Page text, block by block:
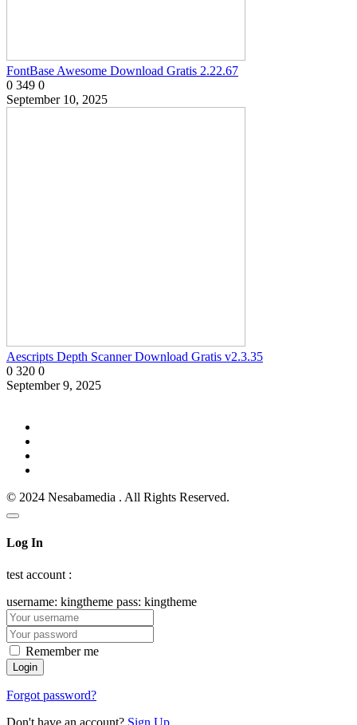
FontBase Awesome Download Gratis 2.22.67
0 349 0
September 10, 2025
Aescripts Depth Scanner Download Gratis v2.3.35
0 320 0
September 9, 2025
© 2024 Nesabamedia . All Rights Reserved.
Log In
test account :
username: kingtheme pass: kingtheme
Remember me
Forgot password?
Don't have an account? Sign Up